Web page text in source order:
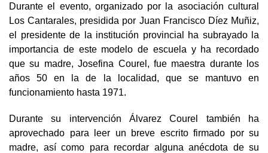
Durante el evento, organizado por la asociación cultural
Los Cantarales, presidida por Juan Francisco Díez Muñiz,
el presidente de la institución provincial ha subrayado la
importancia de este modelo de escuela y ha recordado
que su madre, Josefina Courel, fue maestra durante los
años 50 en la de la localidad, que se mantuvo en
funcionamiento hasta 1971.
Durante su intervención Álvarez Courel también ha
aprovechado para leer un breve escrito firmado por su
madre, así como para recordar alguna anécdota de su